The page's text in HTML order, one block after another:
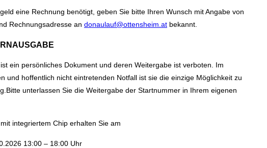
eine Rechnung benötigt, geben Sie bitte Ihren Wunsch mit Angabe von
Rechnungsadresse an donaulauf@ottensheim.at bekannt.
ein persönliches Dokument und deren Weitergabe ist verboten. Im
und hoffentlich nicht eintretenden Notfall ist sie die einzige Möglichkeit zu
unterlassen Sie die Weitergabe der Startnummer in Ihrem eigenen
integriertem Chip erhalten Sie am
13:00 – 18:00 Uhr